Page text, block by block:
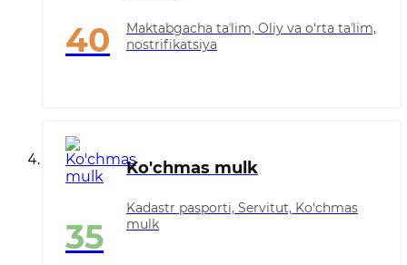
40
Maktabgacha taʼlim, Oliy va o‘rta taʼlim,
nostrifikatsiya
35
Ko'chmas mulk
Kadastr pasporti, Servitut, Ko‘chmas
mulk